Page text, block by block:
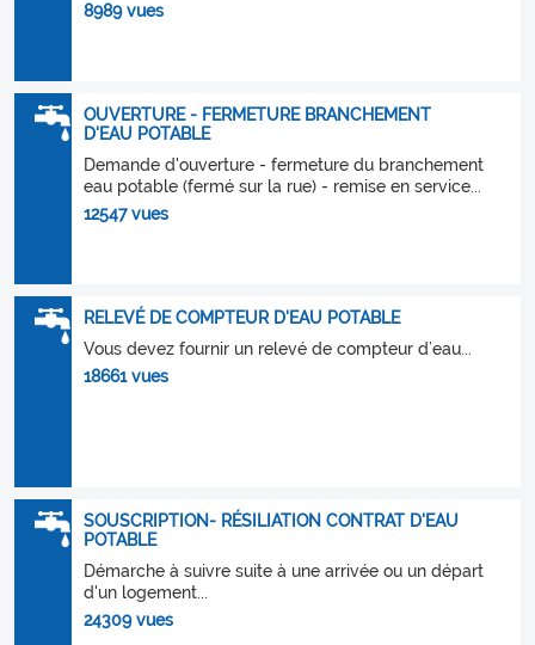
8989 vues
OUVERTURE - FERMETURE BRANCHEMENT
D'EAU POTABLE
Demande d'ouverture - fermeture du branchement
eau potable (fermé sur la rue) - remise en service...
12547 vues
RELEVÉ DE COMPTEUR D'EAU POTABLE
Vous devez fournir un relevé de compteur d’eau...
18661 vues
SOUSCRIPTION- RÉSILIATION CONTRAT D'EAU
POTABLE
Démarche à suivre suite à une arrivée ou un départ
d'un logement...
24309 vues